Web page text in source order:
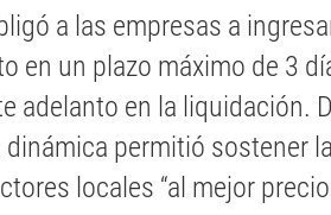
a las empresas a
en un plazo máximo de 3
adelanto en la liquidación.
permitió sostener
locales “al mejor